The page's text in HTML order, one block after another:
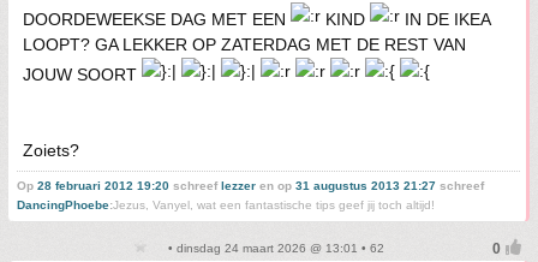
DOORDEWEEKSE DAG MET EEN
KIND
IN DE IKEA
LOOPT? GA LEKKER OP ZATERDAG MET DE REST VAN
JOUW SOORT
Zoiets?
Op 28 februari 2012 19:20 schreeflezzer en op 31 augustus 2013 21:27 schreef
DancingPhoebe:Jezus, Vanyel, wat een fantastische tips geef jij toch altijd!
• dinsdag 24 maart 2026 @ 13:01 • 62